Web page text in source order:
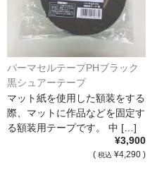
パーマセルテープPHブラック
黒シュアーテープ
マット紙を使用した額装をする
際、マットに作品などを固定す
る額装用テープです。 中 […]
¥3,900
( 税込 ¥4,290 )